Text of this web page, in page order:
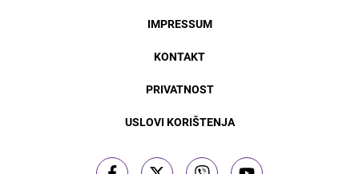
IMPRESSUM
KONTAKT
PRIVATNOST
USLOVI KORIŠTENJA